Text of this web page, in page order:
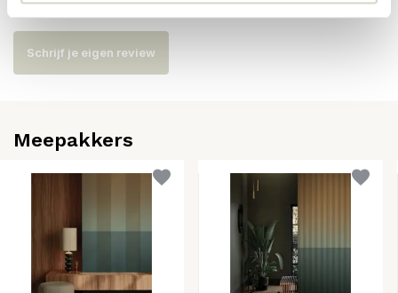
Er zijn nog geen reviews geschreven over dit product..
Schrijf je eigen review
Meepakkers